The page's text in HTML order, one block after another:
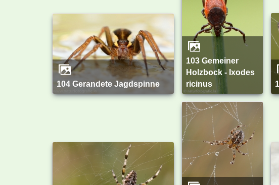
104 Gerandete Jagdspinne
103 Gemeiner
Holzbock - Ixodes
ricinus